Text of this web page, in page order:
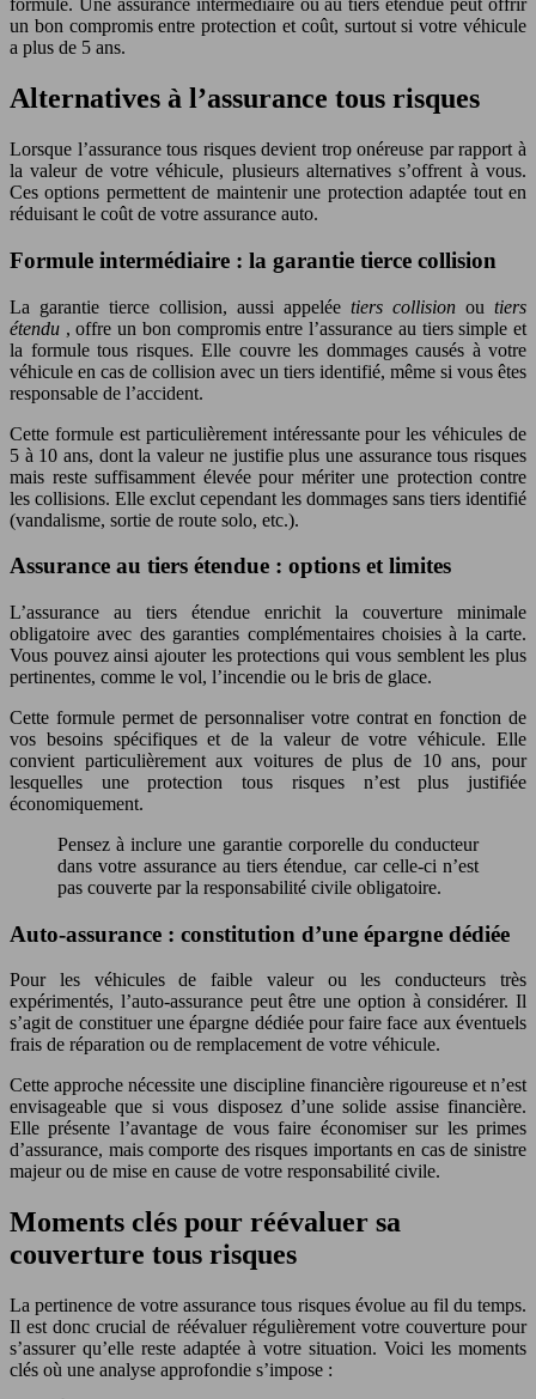
formule. Une assurance intermédiaire ou au tiers étendue peut offrir
un bon compromis entre protection et coût, surtout si votre véhicule
a plus de 5 ans.
Alternatives à l’assurance tous risques
Lorsque l’assurance tous risques devient trop onéreuse par rapport à
la valeur de votre véhicule, plusieurs alternatives s’offrent à vous.
Ces options permettent de maintenir une protection adaptée tout en
réduisant le coût de votre assurance auto.
Formule intermédiaire : la garantie tierce collision
La garantie tierce collision, aussi appelée tiers collision ou tiers
étendu , offre un bon compromis entre l’assurance au tiers simple et
la formule tous risques. Elle couvre les dommages causés à votre
véhicule en cas de collision avec un tiers identifié, même si vous êtes
responsable de l’accident.
Cette formule est particulièrement intéressante pour les véhicules de
5 à 10 ans, dont la valeur ne justifie plus une assurance tous risques
mais reste suffisamment élevée pour mériter une protection contre
les collisions. Elle exclut cependant les dommages sans tiers identifié
(vandalisme, sortie de route solo, etc.).
Assurance au tiers étendue : options et limites
L’assurance au tiers étendue enrichit la couverture minimale
obligatoire avec des garanties complémentaires choisies à la carte.
Vous pouvez ainsi ajouter les protections qui vous semblent les plus
pertinentes, comme le vol, l’incendie ou le bris de glace.
Cette formule permet de personnaliser votre contrat en fonction de
vos besoins spécifiques et de la valeur de votre véhicule. Elle
convient particulièrement aux voitures de plus de 10 ans, pour
lesquelles une protection tous risques n’est plus justifiée
économiquement.
Pensez à inclure une garantie corporelle du conducteur
dans votre assurance au tiers étendue, car celle-ci n’est
pas couverte par la responsabilité civile obligatoire.
Auto-assurance : constitution d’une épargne dédiée
Pour les véhicules de faible valeur ou les conducteurs très
expérimentés, l’auto-assurance peut être une option à considérer. Il
s’agit de constituer une épargne dédiée pour faire face aux éventuels
frais de réparation ou de remplacement de votre véhicule.
Cette approche nécessite une discipline financière rigoureuse et n’est
envisageable que si vous disposez d’une solide assise financière.
Elle présente l’avantage de vous faire économiser sur les primes
d’assurance, mais comporte des risques importants en cas de sinistre
majeur ou de mise en cause de votre responsabilité civile.
Moments clés pour réévaluer sa
couverture tous risques
La pertinence de votre assurance tous risques évolue au fil du temps.
Il est donc crucial de réévaluer régulièrement votre couverture pour
s’assurer qu’elle reste adaptée à votre situation. Voici les moments
clés où une analyse approfondie s’impose :